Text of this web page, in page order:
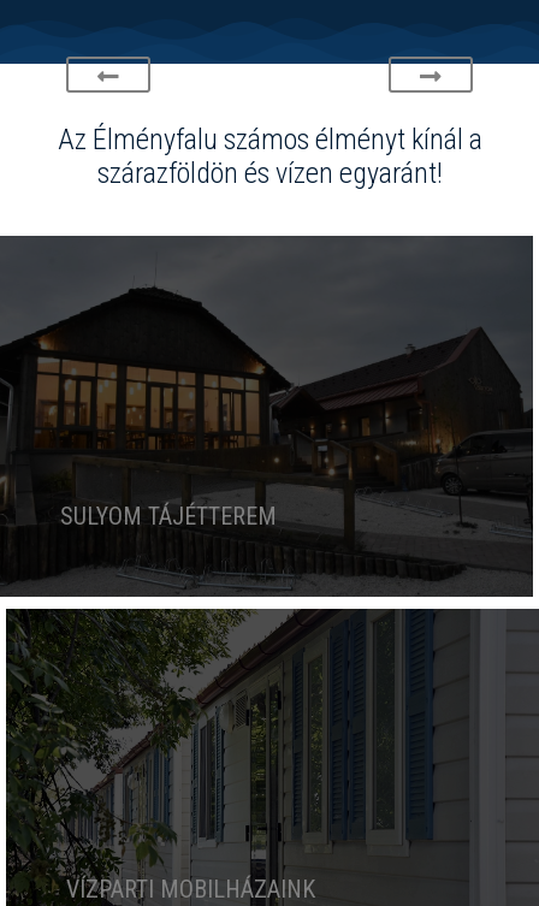
Az Élményfalu számos élményt kínál a
szárazföldön és vízen egyaránt!
SULYOM TÁJÉTTEREM
VÍZPARTI MOBILHÁZAINK